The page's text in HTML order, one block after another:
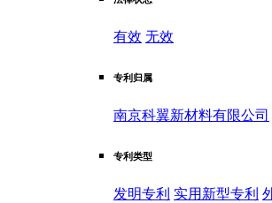
有效 无效
专利归属
南京科翼新材料有限公司
专利类型
发明专利 实用新型专利